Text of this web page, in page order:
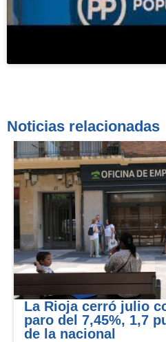
Noticias relacionadas
La Rioja cerró julio
paro del 7,45%, 1,7
de la nacional